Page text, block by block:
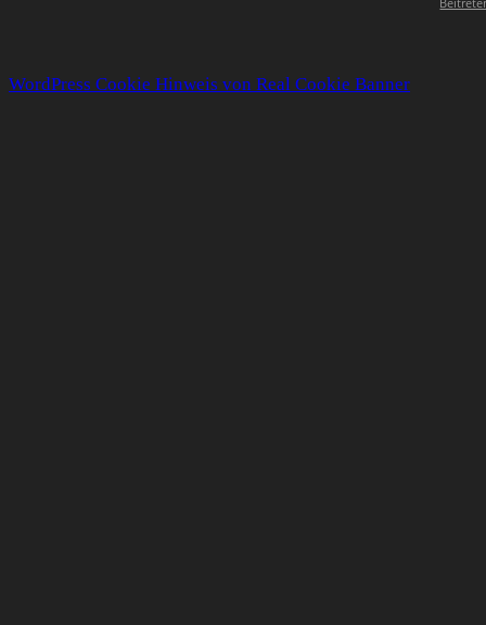
WordPress Cookie Hinweis von Real Cookie Banner